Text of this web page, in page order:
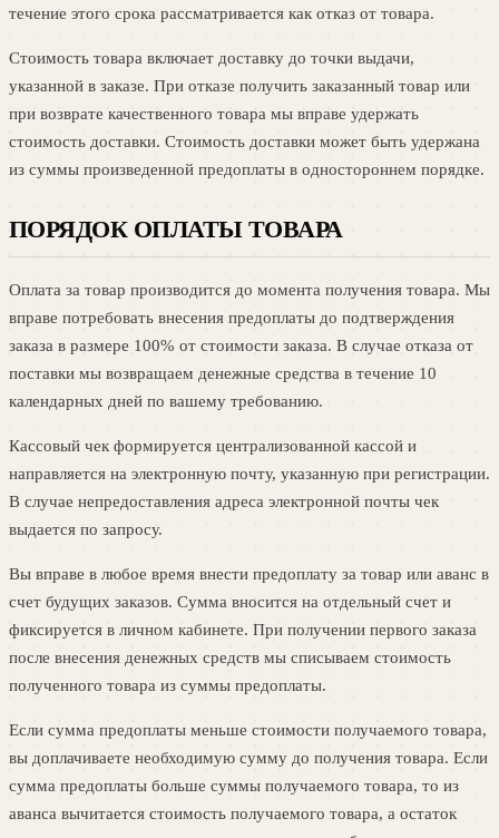
течение этого срока рассматривается как отказ от товара.
Стоимость товара включает доставку до точки выдачи,
указанной в заказе. При отказе получить заказанный товар или
при возврате качественного товара мы вправе удержать
стоимость доставки. Стоимость доставки может быть удержана
из суммы произведенной предоплаты в одностороннем порядке.
ПОРЯДОК ОПЛАТЫ ТОВАРА
Оплата за товар производится до момента получения товара. Мы
вправе потребовать внесения предоплаты до подтверждения
заказа в размере 100% от стоимости заказа. В случае отказа от
поставки мы возвращаем денежные средства в течение 10
календарных дней по вашему требованию.
Кассовый чек формируется централизованной кассой и
направляется на электронную почту, указанную при регистрации.
В случае непредоставления адреса электронной почты чек
выдается по запросу.
Вы вправе в любое время внести предоплату за товар или аванс в
счет будущих заказов. Сумма вносится на отдельный счет и
фиксируется в личном кабинете. При получении первого заказа
после внесения денежных средств мы списываем стоимость
полученного товара из суммы предоплаты.
Если сумма предоплаты меньше стоимости получаемого товара,
вы доплачиваете необходимую сумму до получения товара. Если
сумма предоплаты больше суммы получаемого товара, то из
аванса вычитается стоимость получаемого товара, а остаток